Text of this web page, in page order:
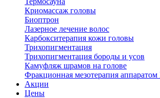
Криомассаж головы
Биоптрон
Лазерное лечение волос
Карбокситерапия кожи головы
Трихопигментация
Трихопигментация бороды и усов
Камуфляж шрамов на голове
Фракционная мезотерапия аппаратом
Акции
Цены